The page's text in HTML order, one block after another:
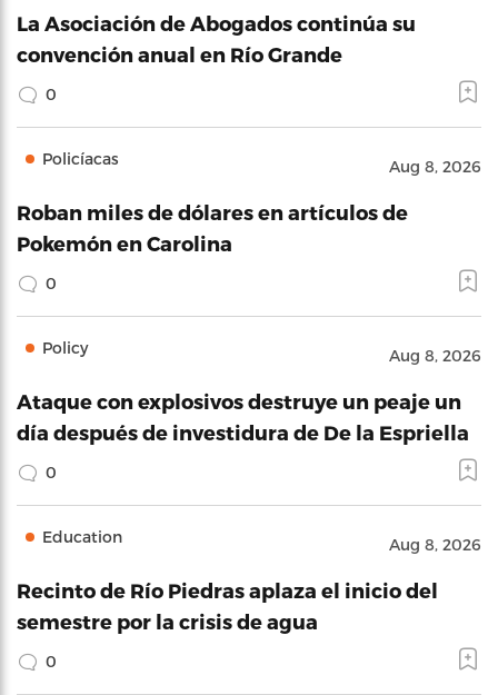
La Asociación de Abogados continúa su
convención anual en Río Grande
0
Policíacas Aug 8, 2026
Roban miles de dólares en artículos de
Pokemón en Carolina
0
Policy Aug 8, 2026
Ataque con explosivos destruye un peaje un
día después de investidura de De la Espriella
0
Education Aug 8, 2026
Recinto de Río Piedras aplaza el inicio del
semestre por la crisis de agua
0